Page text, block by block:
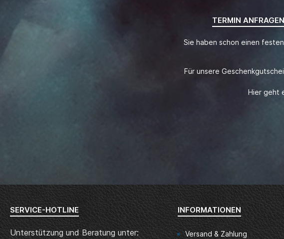
TERMIN
Sie haben schon einen
Für unsere
Hier geht
SERVICE-HOTLINE
Unterstützung und Beratung unter:
INFORMATIONEN
Versand & Zahlung